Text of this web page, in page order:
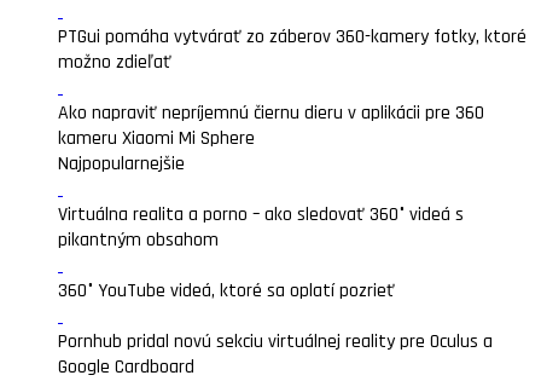
PTGui pomáha vytvárať zo záberov 360-kamery fotky, ktoré
možno zdieľať
Ako napraviť nepríjemnú čiernu dieru v aplikácii pre 360
kameru Xiaomi Mi Sphere
Najpopularnejšie
Virtuálna realita a porno – ako sledovať 360° videá s
pikantným obsahom
360° YouTube videá, ktoré sa oplatí pozrieť
Pornhub pridal novú sekciu virtuálnej reality pre Oculus a
Google Cardboard